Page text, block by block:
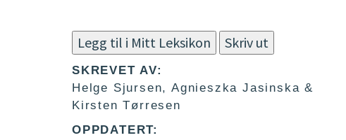
Legg til i Mitt Leksikon Skriv ut
SKREVET AV:
Helge Sjursen, Agnieszka Jasinska &
Kirsten Tørresen
OPPDATERT: